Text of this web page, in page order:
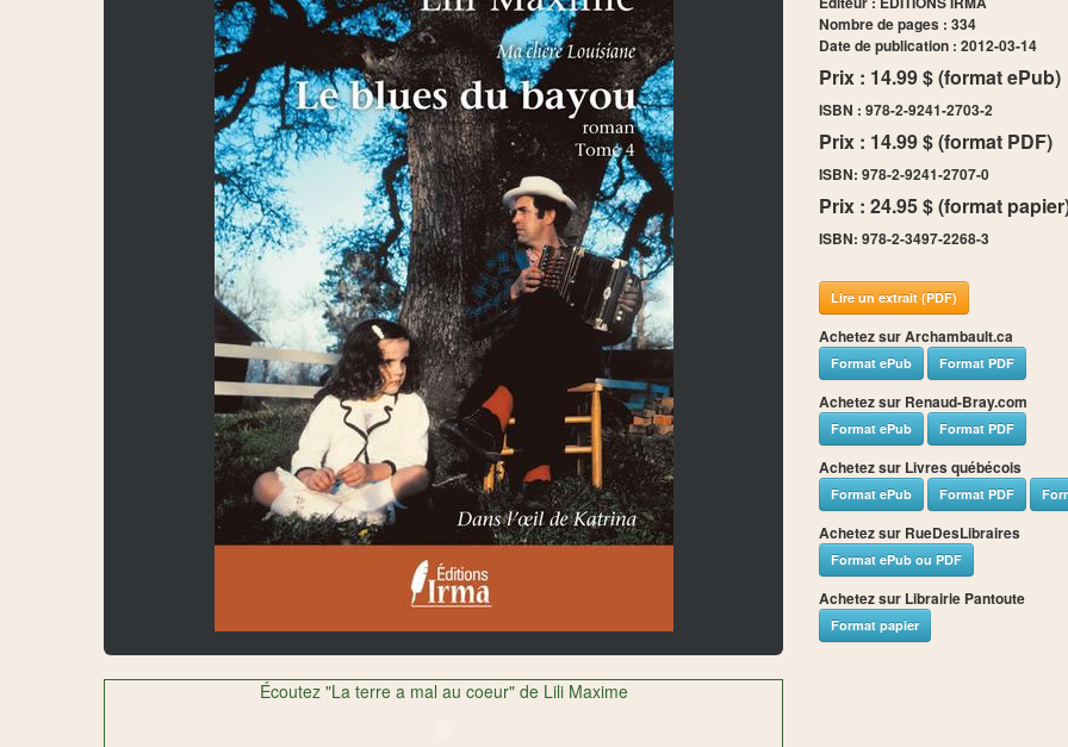
Écoutez "La terre a mal au coeur" de Lili Maxime
Nombre de pages : 334
Date de publication : 2012-03-14
Prix : 14.99 $ (format ePub)
ISBN : 978-2-9241-2703-2
Prix : 14.99 $ (format PDF)
ISBN: 978-2-9241-2707-0
Prix : 24.95 $ (format
ISBN: 978-2-3497-2268-3
Lire un extrait (PDF)
Achetez sur Archambault.ca
Format ePub Format PDF
Achetez sur Renaud-Bray.com
Format ePub Format PDF
Achetez sur Livres québécois
Format ePub Format PDF
Achetez sur RueDesLibraires
Format ePub ou PDF
Achetez sur Librairie Pantoute
Format papier